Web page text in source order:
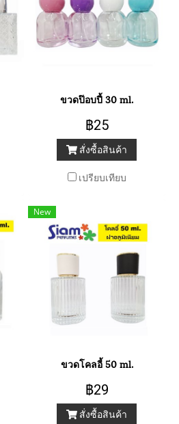
ขวดป๊อบปี้ 30 ml.
฿25
สั่งซื้อสินค้า
เปรียบเทียบ
New
ขวดโคลอี้ 50 ml.
฿29
สั่งซื้อสินค้า